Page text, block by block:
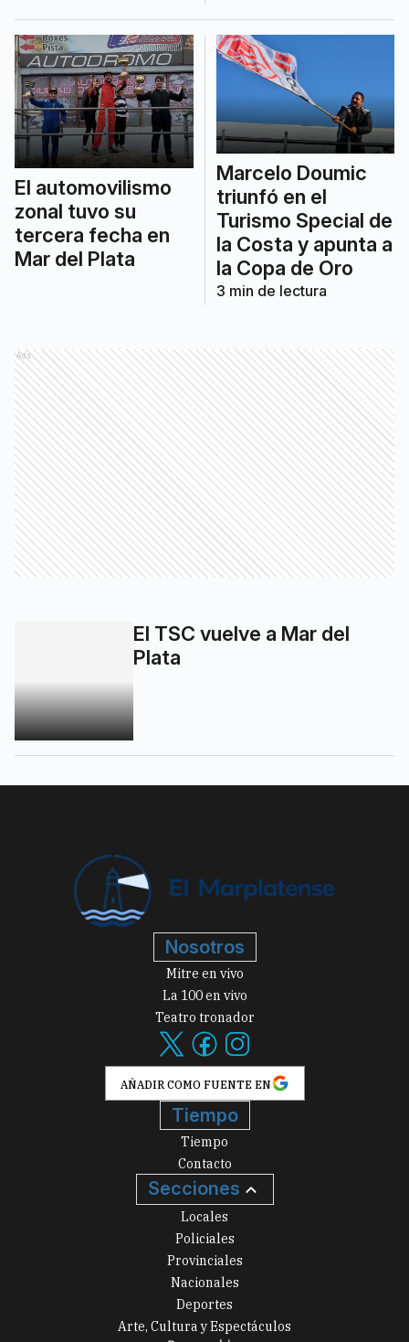
El automovilismo
zonal tuvo su
tercera fecha en
Mar del Plata
Marcelo Doumic
triunfó en el
Turismo Special de
la Costa y apunta a
la Copa de Oro
3 min de lectura
Ads
El TSC vuelve a Mar del
Plata
Nosotros
Mitre en vivo
La 100 en vivo
Teatro tronador
AÑADIR COMO FUENTE EN
Tiempo
Tiempo
Contacto
Secciones
Locales
Policiales
Provinciales
Nacionales
Deportes
Arte, Cultura y Espectáculos